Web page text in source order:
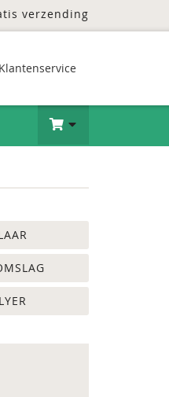
verzending
Klantenservice